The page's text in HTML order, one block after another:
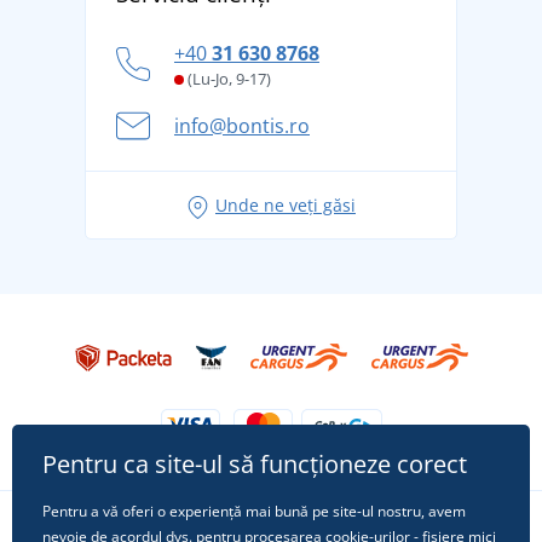
și în siguranță
Aventura de vară începe cu bagajul - pregătiți-vă
pentru vacanță fără griji
Tricoul preferat City în rol principal: ținute pentru
+4031 630 8768
(Lu-Jo, 9-17)
info@bontis.ro
Unde ne veți găsi
Pentru ca site-ul să funcționeze corect
Pentru a vă oferi o experiență mai bună pe site-ul nostru, avem
nevoie de acordul dvs. pentru procesarea cookie-urilor- fișiere mici